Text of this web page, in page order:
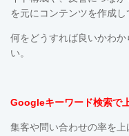
を元にコンテンツを作成し
何をどうすれば良いかわ
い。
Googleキーワード検索で
集客や問い合わせの率を